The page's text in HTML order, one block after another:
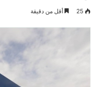
25 أقل من دقيقة